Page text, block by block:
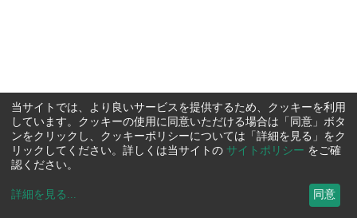
当サイトでは、より良いサービスを提供するため、クッキーを利用
しています。クッキーの使用に同意いただける場合は「同意」ボタ
ンをクリックし、クッキーポリシーについては「詳細を見る」をク
リックしてください。詳しくは当サイトの サイトポリシー をご確
認ください。
詳細を見る ... 同意